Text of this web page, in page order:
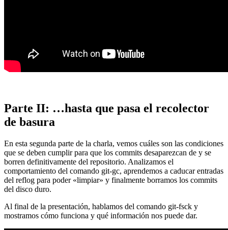
Parte II: …hasta que pasa el recolector
de basura
En esta segunda parte de la charla, vemos cuáles son las condiciones
que se deben cumplir para que los commits desaparezcan de y se
borren definitivamente del repositorio. Analizamos el
comportamiento del comando git-gc, aprendemos a caducar entradas
del reflog para poder «limpiar» y finalmente borramos los commits
del disco duro.
Al final de la presentación, hablamos del comando git-fsck y
mostramos cómo funciona y qué información nos puede dar.